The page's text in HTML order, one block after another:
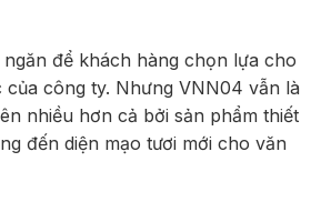
để khách hàng chọn lựa cho
của công ty. Nhưng VNN04 vẫn là
nhiều hơn cả bởi sản phẩm thiết
đến diện mạo tươi mới cho văn